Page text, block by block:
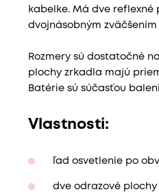
kabelke. Má dve reflexné
dvojnásobným
Rozmery sú dostatočné
plochy zrkadla majú
Batérie sú súčasťou
Vlastnosti:
ľad osvetlenie po
dve odrazové plochy